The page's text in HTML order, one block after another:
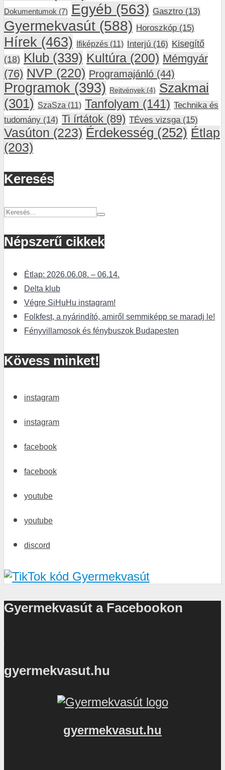
Dokumentumok (7) Egyéb (563) Gasztro (13)
Gyermekvasút (588) Horoszkóp (15)
Hírek (463) Ifiképzés (11) Interjú (16) Kisegítő
(18) Klub (339) Kultúra (200) Mémgyár
(76) NVP (220) Programajánló (44)
Programok (393) Rejtvények (4) Szakmai
(301) SzaSza (11) Tanfolyam (141) Technika és
tudomány (14) Ti írtátok (89) TÉves vizsga (15)
Vasúton (223) Érdekesség (252) Étlap
(203)
Keresés
Népszerű cikkek
Étlap: 2026.06.08. – 06.14.
Delta klub
Végre SiHuHu instagram!
Folkfest, a nyárindító, amiről semmiképp se maradj le!
Fényvillamosok és fénybuszok Budapesten
Kövess minket!
instagram
instagram
facebook
facebook
youtube
youtube
discord
Gyermekvasút a Facebookon
gyermekvasut.hu
gyermekvasut.hu